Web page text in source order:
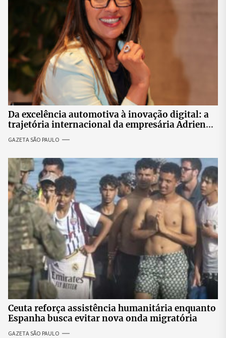
Da excelência automotiva à inovação digital: a
trajetória internacional da empresária Adriene
GAZETA SÃO PAULO
Ceuta reforça assistência humanitária enquanto
Espanha busca evitar nova onda migratória
GAZETA SÃO PAULO